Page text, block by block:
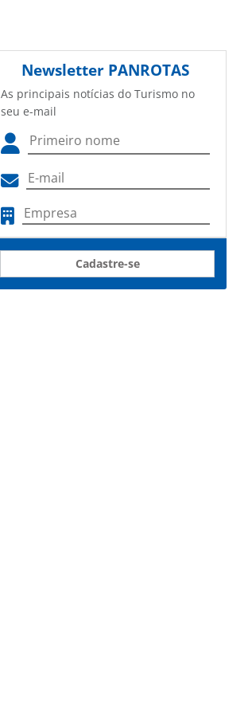
Newsletter PANROTAS
As principais notícias do Turismo no
seu e-mail
Cadastre-se